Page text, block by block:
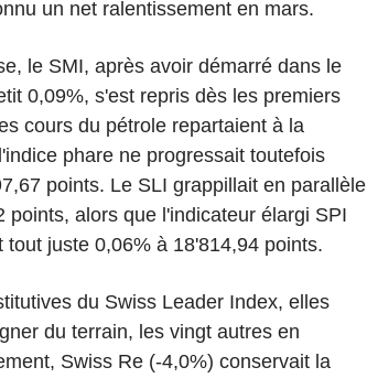
un net ralentissement en mars.
le SMI, après avoir démarré dans le
0,09%, s'est repris dès les premiers
cours du pétrole repartaient à la
phare ne progressait toutefois
points. Le SLI grappillait en parallèle
points, alors que l'indicateur élargi SPI
juste 0,06% à 18'814,94 points.
du Swiss Leader Index, elles
du terrain, les vingt autres en
Swiss Re (-4,0%) conservait la